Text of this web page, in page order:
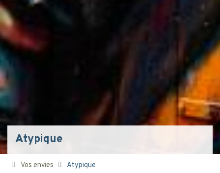
Atypique
Vos envies Atypique